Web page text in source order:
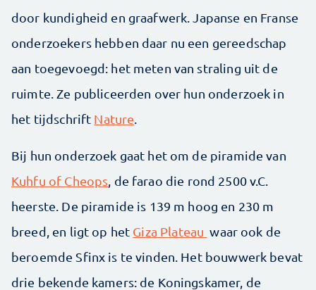
door kundigheid en graafwerk. Japanse en Franse
onderzoekers hebben daar nu een gereedschap
aan toegevoegd: het meten van straling uit de
ruimte. Ze publiceerden over hun onderzoek in
het tijdschrift Nature
Bij hun onderzoek gaat het om de piramide van
Kuhfu of Cheops , de farao die rond 2500 v.C.
heerste. De piramide is 139 m hoog en 230 m
breed, en ligt op het Giza Plateau waar ook de
beroemde Sfinx is te vinden. Het bouwwerk bevat
drie bekende kamers: de Koningskamer, de